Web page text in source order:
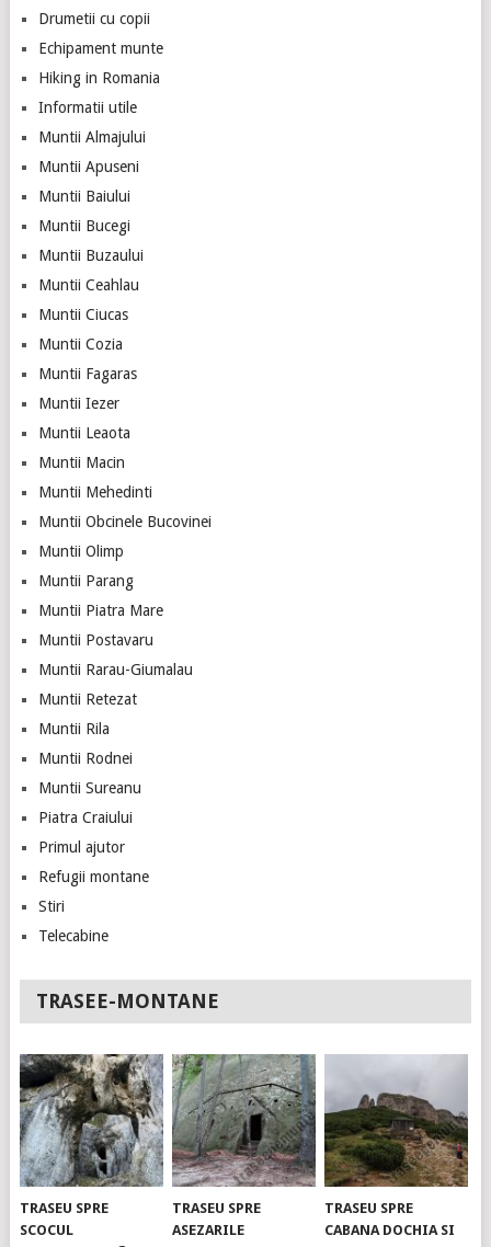
Drumetii cu copii
Echipament munte
Hiking in Romania
Informatii utile
Muntii Almajului
Muntii Apuseni
Muntii Baiului
Muntii Bucegi
Muntii Buzaului
Muntii Ceahlau
Muntii Ciucas
Muntii Cozia
Muntii Fagaras
Muntii Iezer
Muntii Leaota
Muntii Macin
Muntii Mehedinti
Muntii Obcinele Bucovinei
Muntii Olimp
Muntii Parang
Muntii Piatra Mare
Muntii Postavaru
Muntii Rarau-Giumalau
Muntii Retezat
Muntii Rila
Muntii Rodnei
Muntii Sureanu
Piatra Craiului
Primul ajutor
Refugii montane
Stiri
Telecabine
TRASEE-MONTANE
TRASEU SPRE
SCOCUL
TRASEU SPRE
ASEZARILE
TRASEU SPRE
CABANA DOCHIA SI